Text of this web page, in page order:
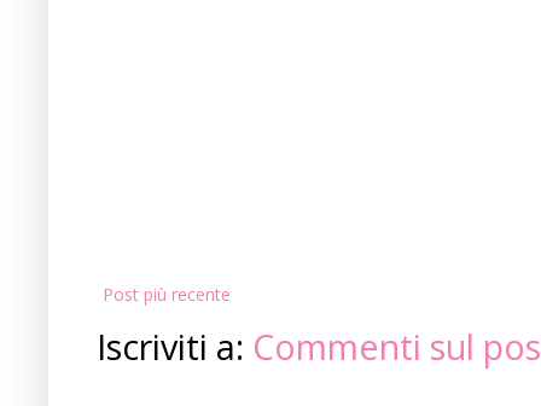
Post più recente
Iscriviti a: Commenti sul